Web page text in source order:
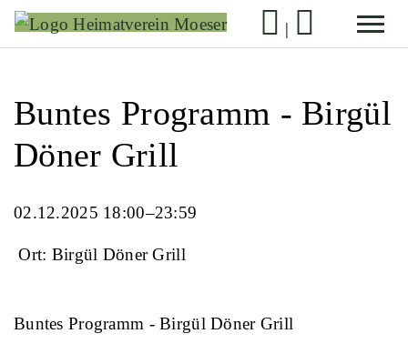
|
Buntes Programm - Birgül
Döner Grill
02.12.2025 18:00–23:59
Ort: Birgül Döner Grill
Buntes Programm - Birgül Döner Grill